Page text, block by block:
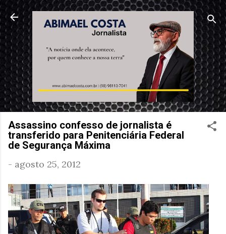
Pular para o conteúdo principal
Assassino confesso de jornalista é
transferido para Penitenciária Federal
de Segurança Máxima
- agosto 25, 2012